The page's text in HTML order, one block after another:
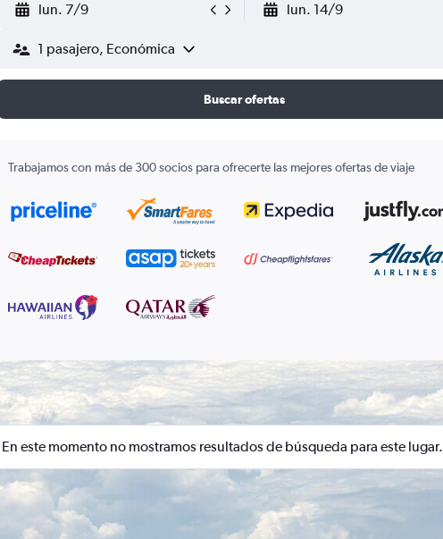
lun. 7/9 lun. 14/9
1 pasajero, Económica
Buscar ofertas
Trabajamos con más de 300 socios para ofrecerte las mejores ofertas de viaje
En este momento no mostramos resultados de búsqueda para este lugar.